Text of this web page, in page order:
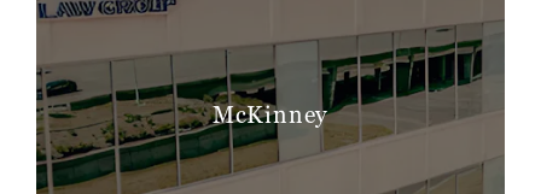
McKinney